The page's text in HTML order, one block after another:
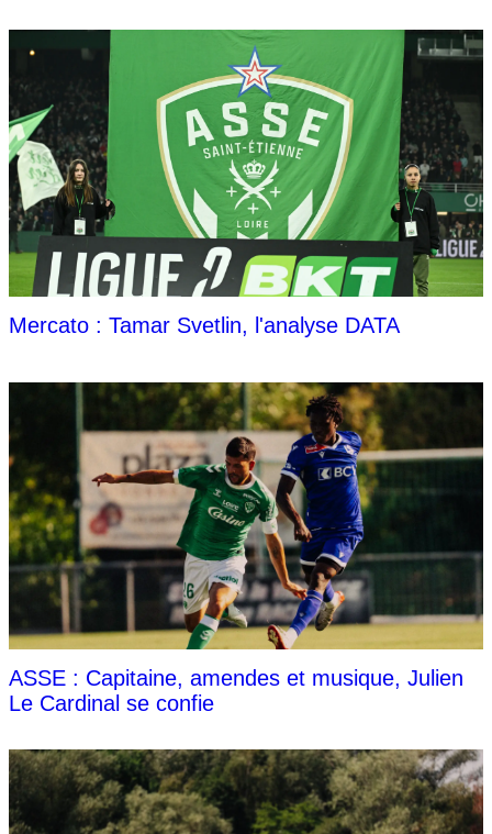
Mercato : Tamar Svetlin, l'analyse DATA
ASSE : Capitaine, amendes et musique, Julien
Le Cardinal se confie